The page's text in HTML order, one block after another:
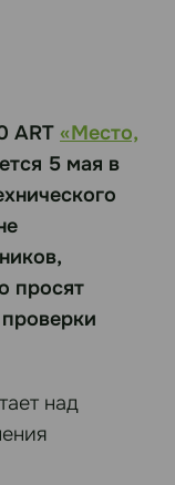
ART «Место,
5 мая в
просят
над